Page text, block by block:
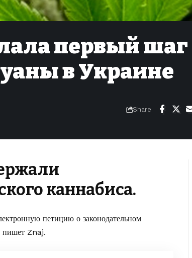
первый шаг
в Украине
Share
каннабиса.
петицию о законодательном
пишет Znaj.